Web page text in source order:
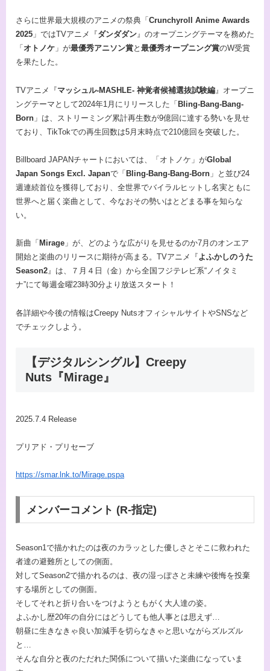
さらに世界最大規模のアニメの祭典「 Crunchyroll Anime Awards
2025 」ではTVアニメ『ダンダダン』のオープニングテーマを務めた
「 オトノケ 」が最優秀アニソン賞と 最優秀オープニング賞のW受賞
を果たした。
TVアニメ『マッシュル-MASHLE- 神覚者候補選抜試験編 』オープニ
ングテーマとして2024年1月にリリースした「Bling-Bang-Bang-
Born 」は、ストリーミング累計再生数が9億回に達する勢いを見せ
ており、TikTokでの再生回数は5月末時点で210億回を突破した。
Billboard JAPANチャートにおいては、「オトノケ」がGlobal
Japan Songs Excl. Japanで「 Bling-Bang-Bang-Born 」と並び24
週連続首位を獲得しており、全世界でバイラルヒットし名実ともに
世界へと届く楽曲として、今なおその勢いはとどまる事を知らな
い。
新曲「 Mirage 」が、どのような広がりを見せるのか7月のオンエア
開始と楽曲のリリースに期待が高まる。TVアニメ『よふかしのうた
Season2』は、７月４日（金）から全国フジテレビ系“ノイタミ
ナ”にて毎週金曜23時30分より放送スタート！
各詳細や今後の情報はCreepy NutsオフィシャルサイトやSNSなど
でチェックしよう。
【デジタルシングル】Creepy
Nuts『Mirage』
2025.7.4 Release
プリアド・プリセーブ
https://smar.lnk.to/Mirage.pspa
メンバーコメント (R-指定)
Season1で描かれたのは夜のカラッとした優しさとそこに救われた
者達の避難所としての側面。
対してSeason2で描かれるのは、夜の湿っぽさと未練や後悔を投棄
する場所としての側面。
そしてそれと折り合いをつけようともがく大人達の姿。
よふかし歴20年の自分にはどうしても他人事とは思えず…
朝昼に生きなきゃ良い加減手を切らなきゃと思いながらズルズル
と…
そんな自分と夜のただれた関係について描いた楽曲になっていま